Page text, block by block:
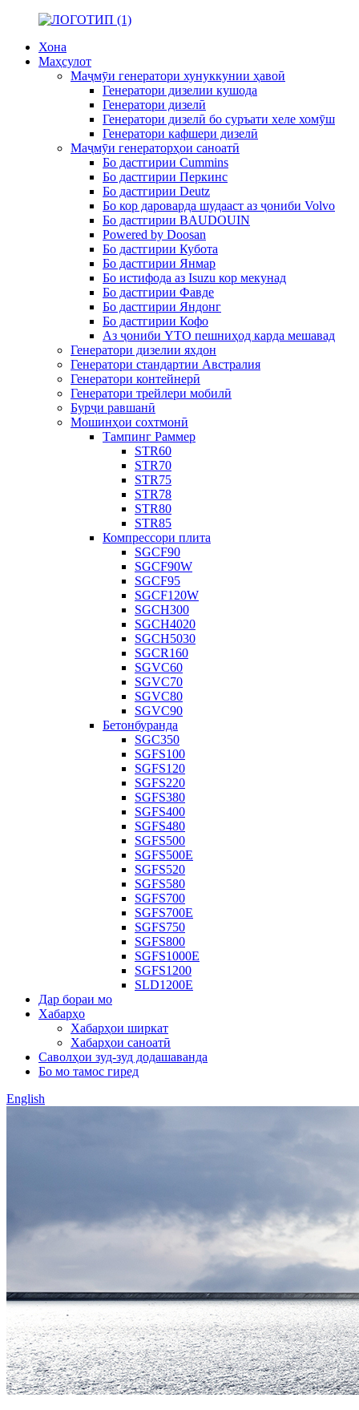
Хона
Маҳсулот
Маҷмӯи генератори хунуккунии ҳавоӣ
Генератори дизелии кушода
Генератори дизелӣ
Генератори дизелӣ бо суръати хеле хомӯш
Генератори кафшери дизелӣ
Маҷмӯи генераторҳои саноатӣ
Бо дастгирии Cummins
Бо дастгирии Перкинс
Бо дастгирии Deutz
Бо кор дароварда шудааст аз ҷониби Volvo
Бо дастгирии BAUDOUIN
Powered by Doosan
Бо дастгирии Кубота
Бо дастгирии Янмар
Бо истифода аз Isuzu кор мекунад
Бо дастгирии Фавде
Бо дастгирии Яндонг
Бо дастгирии Кофо
Аз ҷониби YTO пешниҳод карда мешавад
Генератори дизелии яхдон
Генератори стандартии Австралия
Генератори контейнерӣ
Генератори трейлери мобилӣ
Бурҷи равшанӣ
Мошинҳои сохтмонӣ
Тампинг Раммер
STR60
STR70
STR75
STR78
STR80
STR85
Компрессори плита
SGCF90
SGCF90W
SGCF95
SGCF120W
SGCH300
SGCH4020
SGCH5030
SGCR160
SGVC60
SGVC70
SGVC80
SGVC90
Бетонбуранда
SGC350
SGFS100
SGFS120
SGFS220
SGFS380
SGFS400
SGFS480
SGFS500
SGFS500E
SGFS520
SGFS580
SGFS700
SGFS700E
SGFS750
SGFS800
SGFS1000E
SGFS1200
SLD1200E
Дар бораи мо
Хабарҳо
Хабарҳои ширкат
Хабарҳои саноатӣ
Саволҳои зуд-зуд додашаванда
Бо мо тамос гиред
English